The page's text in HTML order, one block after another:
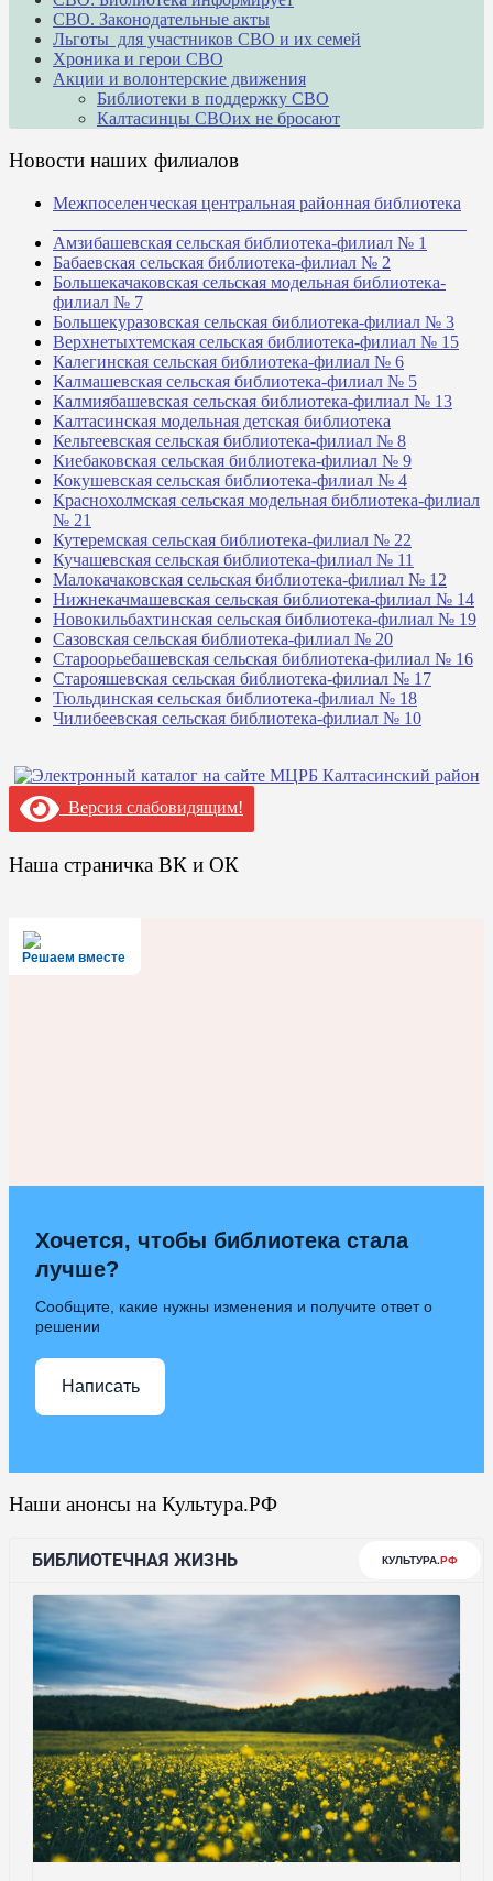
СВО. Законодательные акты
Льготы для участников СВО и их семей
Хроника и герои СВО
Акции и волонтерские движения
Библиотеки в поддержку СВО
Калтасинцы СВОих не бросают
Новости наших филиалов
Межпоселенческая центральная районная библиотека
Амзибашевская сельская библиотека-филиал № 1
Бабаевская сельская библиотека-филиал № 2
Большекачаковская сельская модельная библиотека-
филиал № 7
Большекуразовская сельская библиотека-филиал № 3
Верхнетыхтемская сельская библиотека-филиал № 15
Калегинская сельская библиотека-филиал № 6
Калмашевская сельская библиотека-филиал № 5
Калмиябашевская сельская библиотека-филиал № 13
Калтасинская модельная детская библиотека
Кельтеевская сельская библиотека-филиал № 8
Киебаковская сельская библиотека-филиал № 9
Кокушевская сельская библиотека-филиал № 4
Краснохолмская сельская модельная библиотека-филиал
№ 21
Кутеремская сельская библиотека-филиал № 22
Кучашевская сельская библиотека-филиал № 11
Малокачаковская сельская библиотека-филиал № 12
Нижнекачмашевская сельская библиотека-филиал № 14
Новокильбахтинская сельская библиотека-филиал № 19
Сазовская сельская библиотека-филиал № 20
Староорьебашевская сельская библиотека-филиал № 16
Старояшевская сельская библиотека-филиал № 17
Тюльдинская сельская библиотека-филиал № 18
Чилибеевская сельская библиотека-филиал № 10
Версия слабовидящим!
Наша страничка ВК и ОК
Решаем вместе
Хочется, чтобы библиотека стала
лучше?
Сообщите, какие нужны изменения и получите ответ о
решении
Написать
Наши анонсы на Культура.РФ